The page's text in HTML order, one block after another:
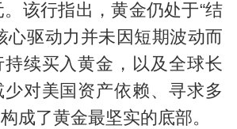
该行指出，黄金仍处于“结
心驱动力并未因短期波动而
续买入黄金，以及全球长
对美国资产依赖、寻求多
成了黄金最坚实的底部。